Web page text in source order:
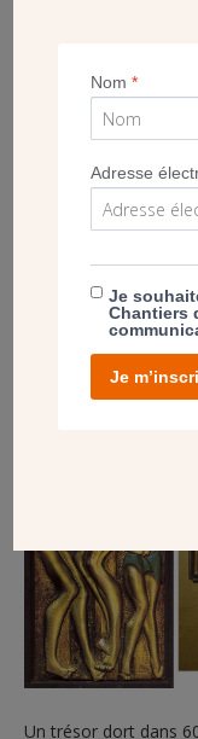
COLLECTION
À
Un trésor dort dans
Nom*
Adresse
Je
Chantiers
Je